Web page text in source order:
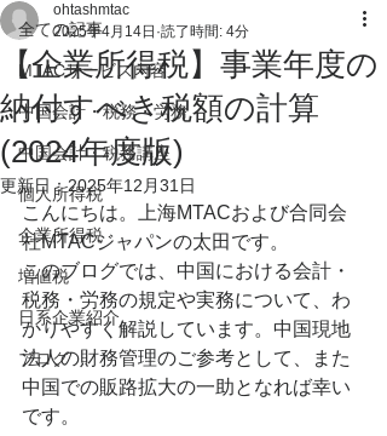
全ての記事
MTACサービス内容
中国会計・税務・労務
中国会計・税務講座
個人所得税
企業所得税
増値税
日系企業紹介
ブログ
【企業所得税】事業年度の
納付すべき税額の計算
(2024年度版)
ohtashmtac
2025年4月14日 読了時間: 4分
更新日：2025年12月31日
こんにちは。上海MTACおよび合同会
社MTACジャパンの太田です。
このブログでは、中国における会計・
税務・労務の規定や実務について、わ
かりやすく解説しています。中国現地
法人の財務管理のご参考として、また
中国での販路拡大の一助となれば幸い
です。